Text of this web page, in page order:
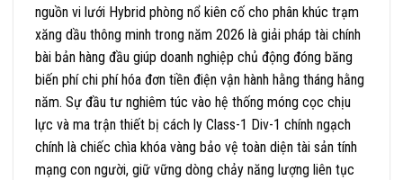
nguồn vi lưới Hybrid phòng nổ kiên cố cho phân khúc trạm
xăng dầu thông minh trong năm 2026 là giải pháp tài chính
bài bản hàng đầu giúp doanh nghiệp chủ động đóng băng
biến phí chi phí hóa đơn tiền điện vận hành hằng tháng hằng
năm. Sự đầu tư nghiêm túc vào hệ thống móng cọc chịu
lực và ma trận thiết bị cách ly Class-1 Div-1 chính ngạch
chính là chiếc chìa khóa vàng bảo vệ toàn diện tài sản tính
mạng con người, giữ vững dòng chảy năng lượng liên tục